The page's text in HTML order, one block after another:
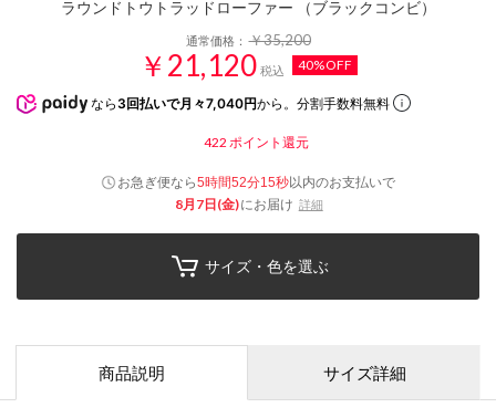
ラウンドトウトラッドローファー （ブラックコンビ）
通常価格：￥35,200
￥21,120 税込 40%OFF
なら 3回払いで月々7,040円から。分割手数料無料
422 ポイント還元
お急ぎ便なら5時間52分14秒以内のお支払いで
8月7日(金)にお届け 詳細
サイズ・色を選ぶ
商品説明 サイズ詳細